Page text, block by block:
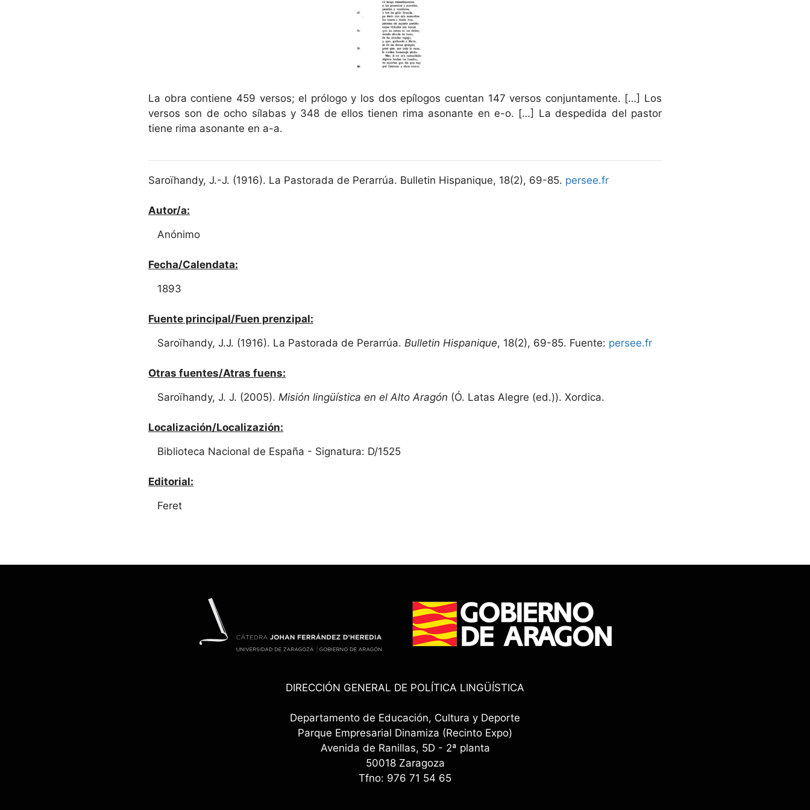
La obra contiene 459 versos; el prólogo y los dos epílogos cuentan 147 versos conjuntamente. […] Los
versos son de ocho sílabas y 348 de ellos tienen rima asonante en e-o. […] La despedida del pastor
tiene rima asonante en a-a.
Saroïhandy, J.-J. (1916). La Pastorada de Perarrúa. Bulletin Hispanique, 18(2), 69-85. persee.fr
Autor/a:
Anónimo
Fecha/Calendata:
1893
Fuente principal/Fuen prenzipal:
Saroïhandy, J.J. (1916). La Pastorada de Perarrúa. Bulletin Hispanique, 18(2), 69-85. Fuente: persee.fr
Otras fuentes/Atras fuens:
Saroïhandy, J. J. (2005). Misión lingüística en el Alto Aragón (Ó. Latas Alegre (ed.)). Xordica.
Localización/Localizazión:
Biblioteca Nacional de España - Signatura: D/1525
Editorial:
Feret
DIRECCIÓN GENERAL DE POLÍTICA LINGÜÍSTICA
Departamento de Educación, Cultura y Deporte
Parque Empresarial Dinamiza (Recinto Expo)
Avenida de Ranillas, 5D - 2ª planta
50018 Zaragoza
Tfno: 976 71 54 65